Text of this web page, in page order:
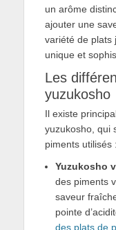
un arôme
ajouter une
variété de plats
unique et
Les
yuzukosho
Il existe
yuzukosho, qui
piments utilisés :
Yuzukosho
des piments
saveur
pointe
des plats de